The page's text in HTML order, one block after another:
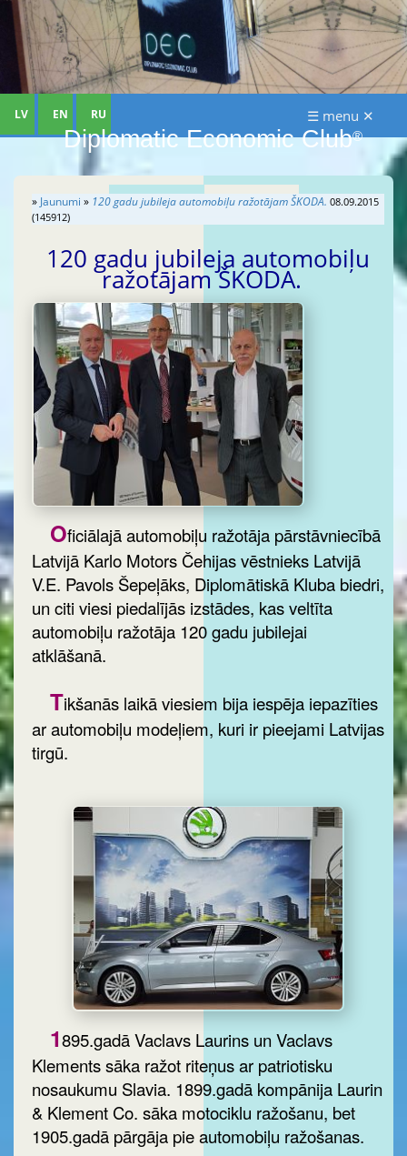
Diplomatic Economic Club®
LV EN RU ☰ menu ✕
» Jaunumi » 120 gadu jubileja automobiļu ražotājam ŠKODA. 08.09.2015
(145912)
120 gadu jubileja automobiļu
ražotājam ŠKODA.
Oficiālajā automobiļu ražotāja pārstāvniecībā
Latvijā Karlo Motors Čehijas vēstnieks Latvijā
V.E. Pavols Šepeļāks, Diplomātiskā Kluba biedri,
un citi viesi piedalījās izstādes, kas veltīta
automobiļu ražotāja 120 gadu jubilejai
atklāšanā.
Tikšanās laikā viesiem bija iespēja iepazīties
ar automobiļu modeļiem, kuri ir pieejami Latvijas
tirgū.
1895.gadā Vaclavs Laurins un Vaclavs
Klements sāka ražot riteņus ar patriotisku
nosaukumu Slavia. 1899.gadā kompānija Laurin
& Klement Co. sāka motociklu ražošanu, bet
1905.gadā pārgāja pie automobiļu ražošanas.